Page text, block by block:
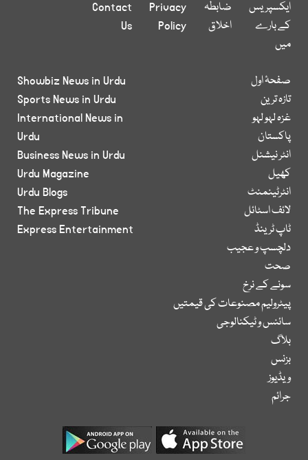
ایکسپریس
کے بارے
میں
ضابطہ
اخلاق
Privacy
Policy
Contact
Us
صفحۂ اول
تازہ ترین
غزہ لہو لہو
پاکستان
انٹر نیشنل
کھیل
انٹرٹینمنٹ
لائف اسٹائل
ٹاپ ٹرینڈ
دلچسپ و عجیب
صحت
سونے کے نرخ
پیٹرولیم مصنوعات کی قیمتیں
سائنس و ٹیکنالوجی
بلاگ
بزنس
ویڈیوز
جرائم
Showbiz News in Urdu
Sports News in Urdu
International News in
Urdu
Business News in Urdu
Urdu Magazine
Urdu Blogs
The Express Tribune
Express Entertainment